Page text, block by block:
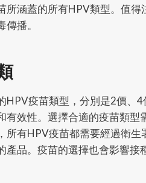
所涵蓋的所有HPV類型。值得
播。
HPV疫苗類型，分別是2價、
有效性。選擇合適的疫苗類
所有HPV疫苗都需要經過衛
產品。疫苗的選擇也會影響